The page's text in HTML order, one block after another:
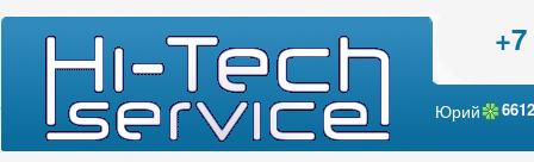
Юрий